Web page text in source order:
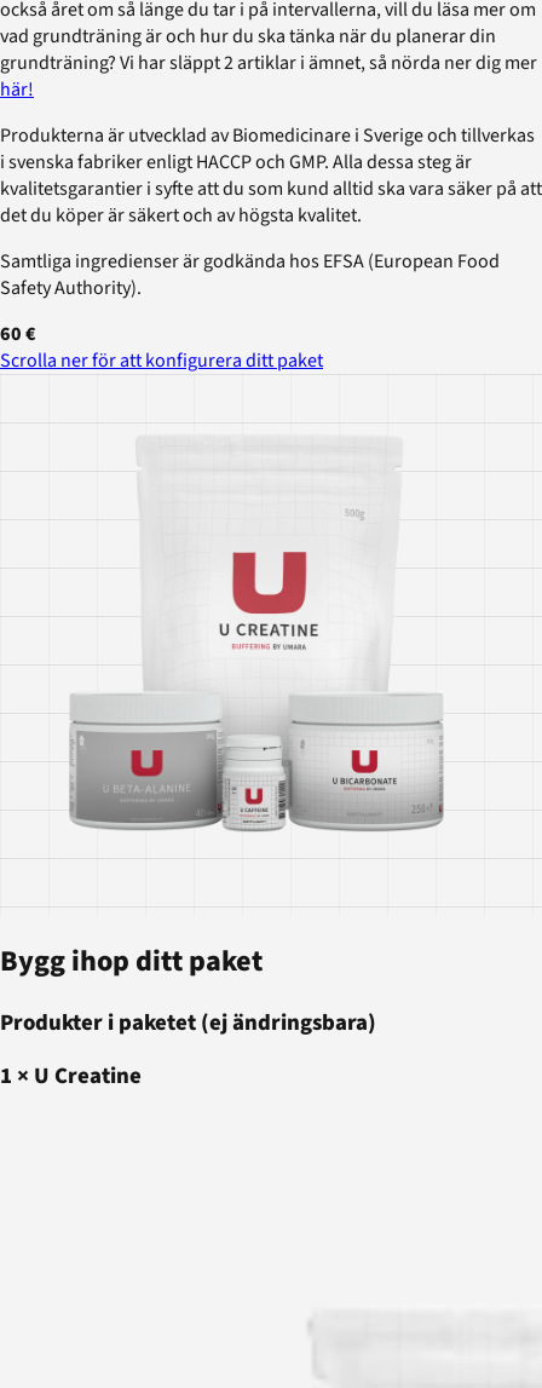
också året om så länge du tar i på intervallerna, vill du läsa mer om
vad grundträning är och hur du ska tänka när du planerar din
grundträning? Vi har släppt 2 artiklar i ämnet, så nörda ner dig mer
här!
Produkterna är utvecklad av Biomedicinare i Sverige och tillverkas
i svenska fabriker enligt HACCP och GMP. Alla dessa steg är
kvalitetsgarantier i syfte att du som kund alltid ska vara säker på att
det du köper är säkert och av högsta kvalitet.
Samtliga ingredienser är godkända hos EFSA (European Food
Safety Authority).
60 €
Scrolla ner för att konfigurera ditt paket
Bygg ihop ditt paket
Produkter i paketet (ej ändringsbara)
1 × U Creatine